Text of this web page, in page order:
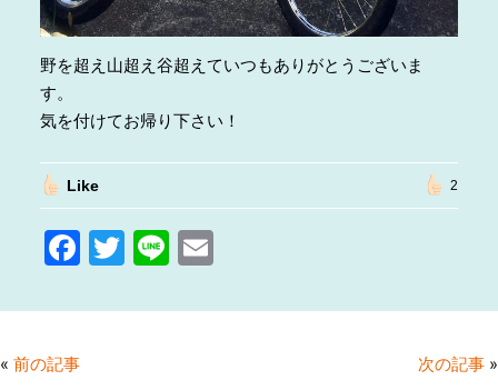
野を超え山超え谷超えていつもありがとうございま
す。
気を付けてお帰り下さい！
Like 2
F
c
e
T
itt
Li
e
E
ai
« 前の記事 次の記事 »